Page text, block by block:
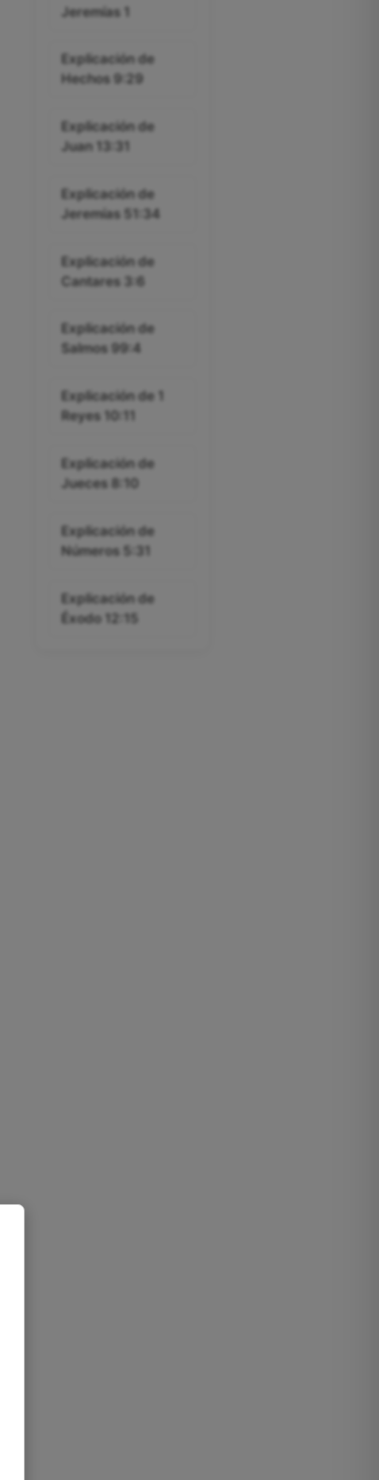
Jeremías 1
Explicación de
Hechos 9:29
Explicación de
Juan 13:31
Explicación de
Jeremías 51:34
Explicación de
Cantares 3:6
Explicación de
Salmos 99:4
Explicación de 1
Reyes 10:11
Explicación de
Jueces 8:10
Explicación de
Números 5:31
Explicación de
Éxodo 12:15